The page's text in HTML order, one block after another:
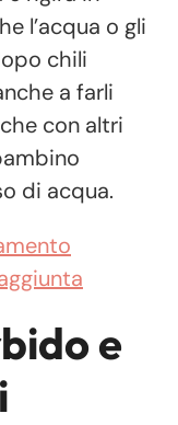
l’acqua o gli
chili
a farli
con altri
di acqua.
e